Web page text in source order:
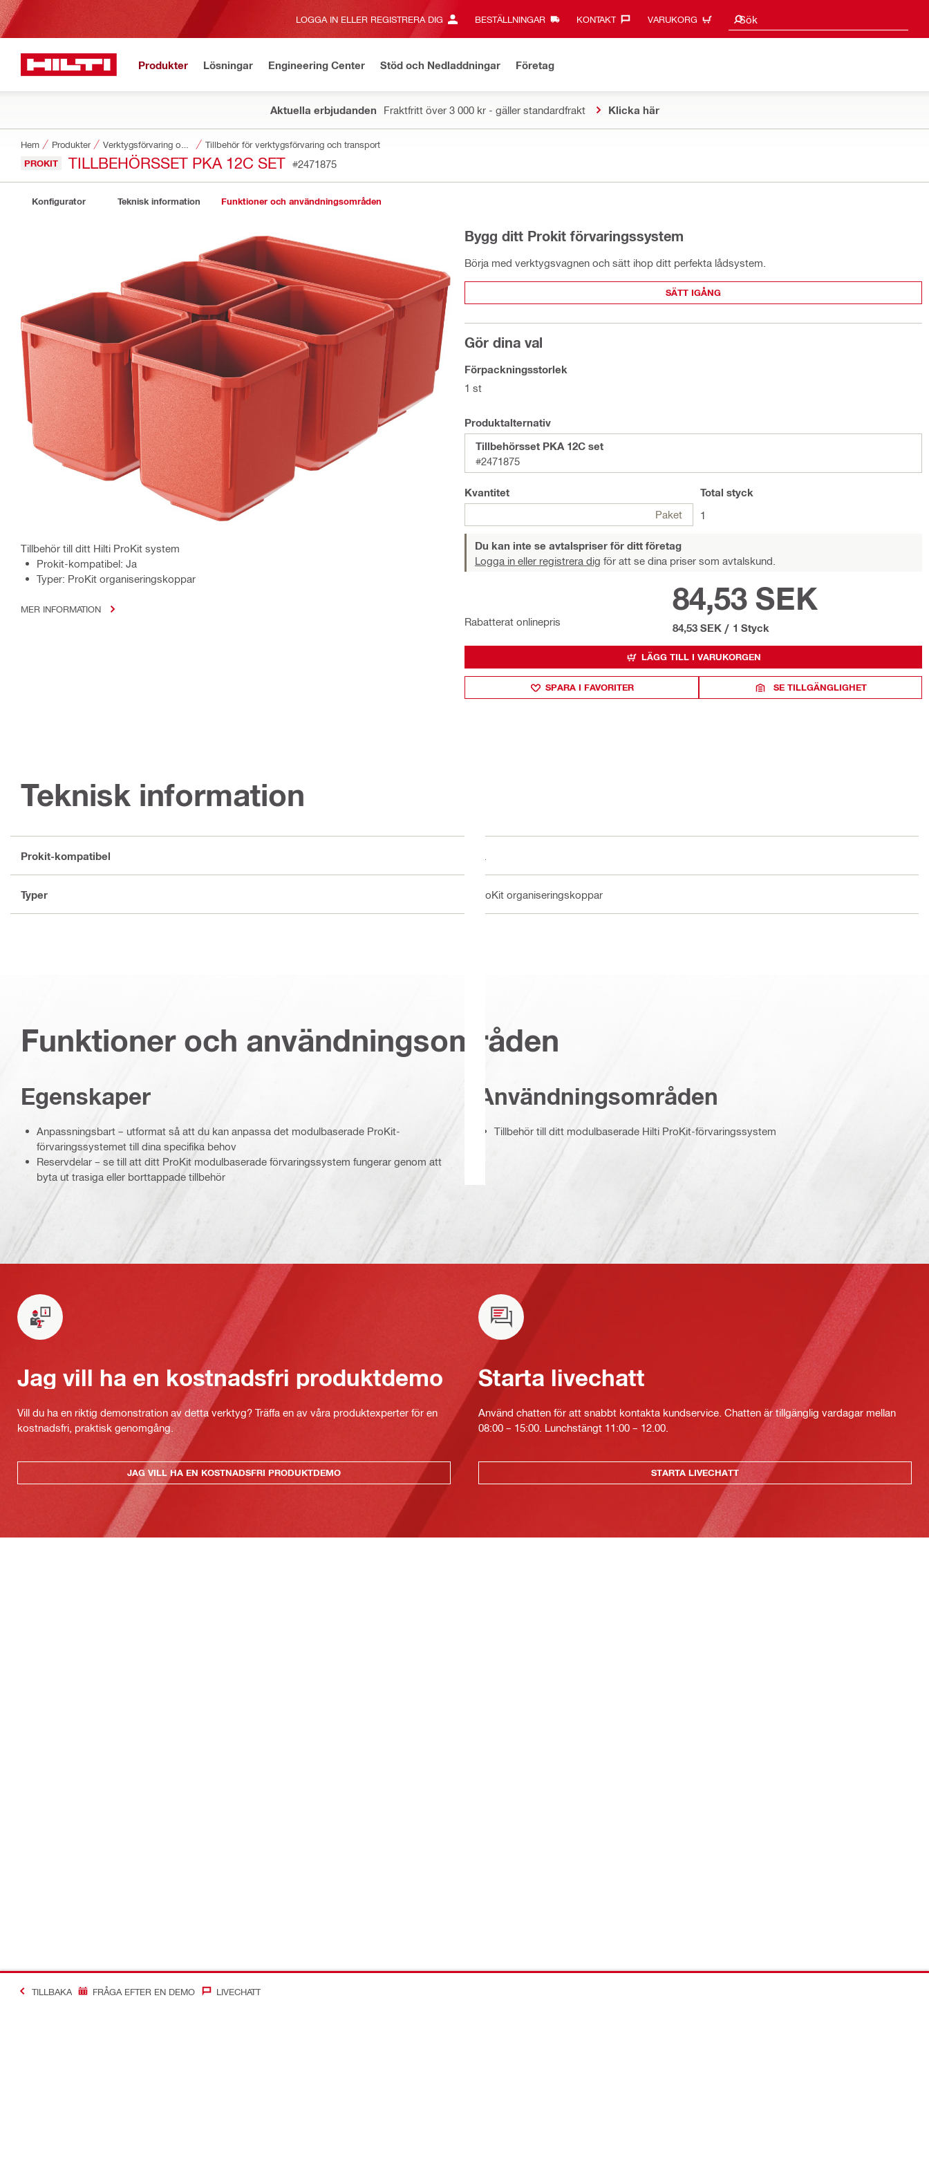
LOGGA IN ELLER REGISTRERA DIG BESTÄLLNINGAR KONTAKT‎ VARUKORG Sök
Sökförslag
Produkter Lösningar Engineering Center Stöd och Nedladdningar Företag
Aktuella erbjudanden Fraktfritt över 3 000 kr - gäller standardfrakt Klicka här
Hem Produkter Tillbehör för verktygsförvaring och transport
PROKIT TILLBEHÖRSSET PKA 12C SET #2471875
Konfigurator Teknisk information Funktioner och användningsområden
Tillbehör till ditt Hilti ProKit system
Prokit-kompatibel: Ja
Typer: ProKit organiseringskoppar
MER INFORMATION
Bygg ditt Prokit förvaringssystem
Börja med verktygsvagnen och sätt ihop ditt perfekta lådsystem.
SÄTT IGÅNG
Gör dina val
Förpackningsstorlek
1 st
Produktalternativ
Tillbehörsset PKA 12C set
#2471875
Kvantitet
Paket
Total styck
1
Du kan inte se avtalspriser för ditt företag
Logga in eller registrera dig för att se dina priser som avtalskund.
Rabatterat onlinepris
84,53 SEK
84,53 SEK / 1 Styck
LÄGG TILL I VARUKORGEN
SPARA I FAVORITER SE TILLGÄNGLIGHET
Teknisk information
Prokit-kompatibel
Typer ProKit organiseringskoppar
Funktioner och användningsområden
Egenskaper
Anpassningsbart – utformat så att du kan anpassa det modulbaserade ProKit-
förvaringssystemet till dina specifika behov
Reservdelar – se till att ditt ProKit modulbaserade förvaringssystem fungerar genom att
byta ut trasiga eller borttappade tillbehör
Användningsområden
Tillbehör till ditt modulbaserade Hilti ProKit-förvaringssystem
Jag vill ha en kostnadsfri produktdemo
Vill du ha en riktig demonstration av detta verktyg? Träffa en av våra produktexperter för en
kostnadsfri, praktisk genomgång.
JAG VILL HA EN KOSTNADSFRI PRODUKTDEMO
Starta livechatt
Använd chatten för att snabbt kontakta kundservice. Chatten är tillgänglig vardagar mellan
08:00 – 15:00. Lunchstängt 11:00 – 12.00.
STARTA LIVECHATT
TILLBAKA FRÅGA EFTER EN DEMO LIVECHATT